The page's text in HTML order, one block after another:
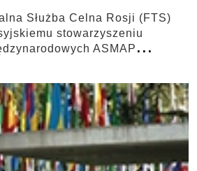
Służba Celna Rosji (FTS)
stowarzyszeniu
ASMAP...